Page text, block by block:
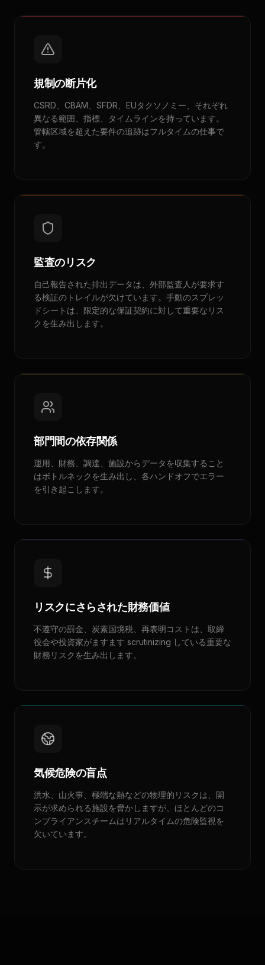
規制の断片化
CSRD、CBAM、SFDR、EUタクソノミー、それぞれ
異なる範囲、指標、タイムラインを持っています。
管轄区域を超えた要件の追跡はフルタイムの仕事で
す。
監査のリスク
自己報告された排出データは、外部監査人が要求す
る検証のトレイルが欠けています。手動のスプレッ
ドシートは、限定的な保証契約に対して重要なリス
クを生み出します。
部門間の依存関係
運用、財務、調達、施設からデータを収集すること
はボトルネックを生み出し、各ハンドオフでエラー
を引き起こします。
リスクにさらされた財務価値
不遵守の罰金、炭素国境税、再表明コストは、取締
役会や投資家がますます scrutinizing している重要な
財務リスクを生み出します。
気候危険の盲点
洪水、山火事、極端な熱などの物理的リスクは、開
示が求められる施設を脅かしますが、ほとんどのコ
ンプライアンスチームはリアルタイムの危険監視を
欠いています。